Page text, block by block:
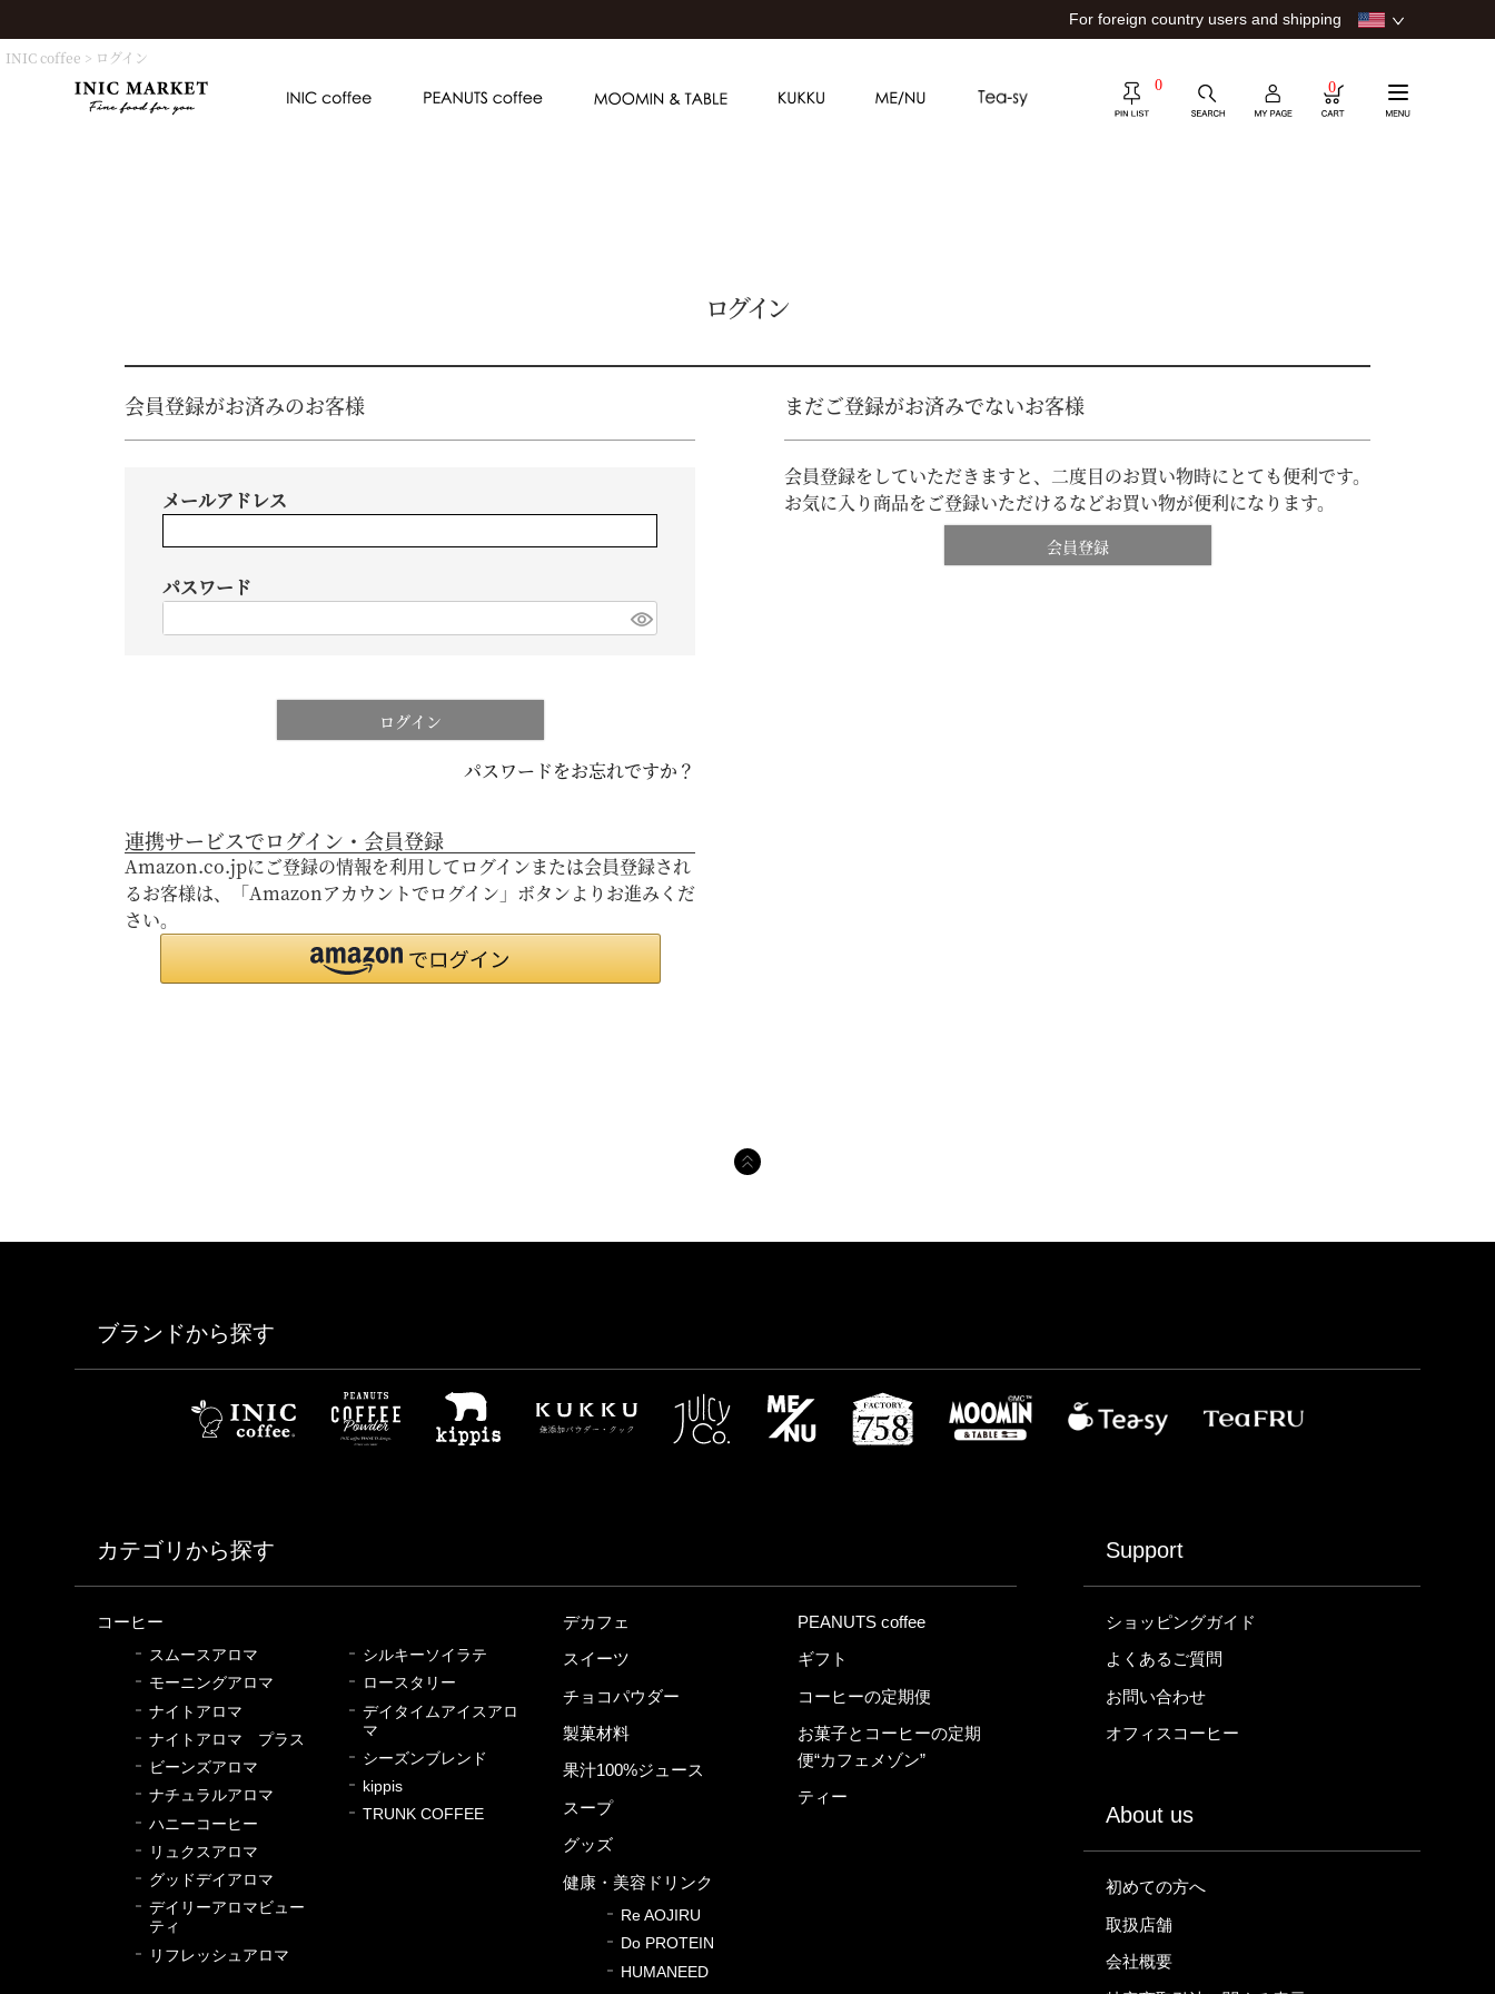
For foreign country users and shipping
0 0
INIC coffee ログイン
ログイン
会員登録がお済みのお客様
メールアドレス
パスワード
ログイン
パスワードをお忘れですか？
連携サービスでログイン・会員登録
Amazon.co.jpにご登録の情報を利用してログインまたは会員登録され
るお客様は、「Amazonアカウントでログイン」ボタンよりお進みくだ
さい。
まだご登録がお済みでないお客様
会員登録をしていただきますと、二度目のお買い物時にとても便利です。
お気に入り商品をご登録いただけるなどお買い物が便利になります。
会員登録
ブランドから探す
カテゴリから探す
コーヒー
スムースアロマ
モーニングアロマ
ナイトアロマ
ナイトアロマ プラス
ビーンズアロマ
ナチュラルアロマ
ハニーコーヒー
リュクスアロマ
グッドデイアロマ
デイリーアロマビュー
ティ
リフレッシュアロマ
シルキーソイラテ
ロースタリー
デイタイムアイスアロ
マ
シーズンブレンド
kippis
TRUNK COFFEE
デカフェ
スイーツ
チョコパウダー
製菓材料
果汁100%ジュース
スープ
グッズ
健康・美容ドリンク
Re AOJIRU
Do PROTEIN
HUMANEED
PEANUTS coffee
ギフト
コーヒーの定期便
お菓子とコーヒーの定期
便“カフェメゾン”
ティー
Support
ショッピングガイド
よくあるご質問
お問い合わせ
オフィスコーヒー
About us
初めての方へ
取扱店舗
会社概要